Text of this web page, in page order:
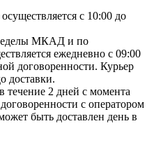
с 10:00 до
МКАД и по
ежедневно с 09:00
договоренности. Курьер
доставки.
течение 2 дней с момента
с оператором
быть доставлен день в